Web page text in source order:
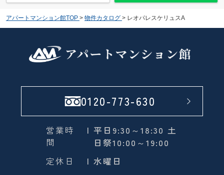
アパートマンション館TOP > 物件カタログ > レオパレスケリュスA
0120-773-630
営業時
間
| 平日9:30～18:30 土
日祭10:00～19:00
定休日
| 水曜日